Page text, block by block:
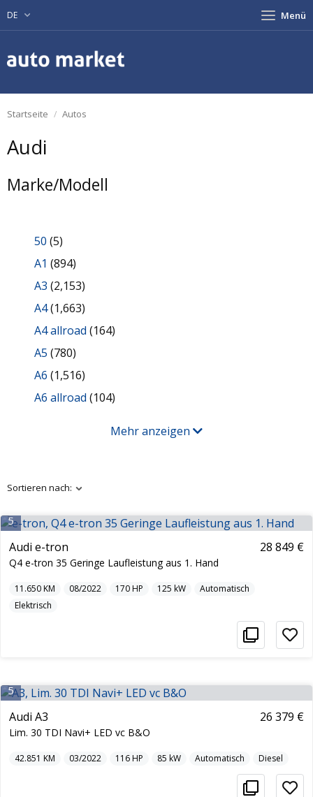
DE Menü
Startseite Autos
Audi
Marke/Modell
50 (5)
A1 (894)
A3 (2,153)
A4 (1,663)
A4 allroad (164)
A5 (780)
A6 (1,516)
A6 allroad (104)
Mehr anzeigen
Sortieren nach:
5
Audi e-tron
Q4 e-tron 35 Geringe Laufleistung aus 1. Hand
28 849 €
11.650KM 08/2022 170HP 125 kW
Automatisch
Elektrisch
5
Audi A3
Lim. 30 TDI Navi+ LED vc B&O
26 379 €
42.851 KM 03/2022 116HP 85 kW Automatisch Diesel